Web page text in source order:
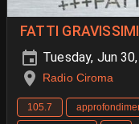
FATTI
Tuesday, Jun
Radio Ciroma
105.7